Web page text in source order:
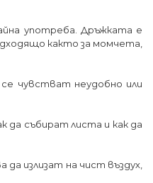
употреба. Дръжката е
както за момчета,
чувстват неудобно или
да събират листа и как да
да излизат на чист въздух,